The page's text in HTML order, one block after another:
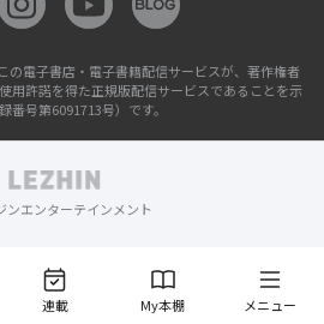
連載 My本棚 メニュー
の電子書店・電子書籍配信サービスが、著作権者
用許諾を得た正規版配信サービスであることを示
番号第6091713号）です。
ンエンターテインメント